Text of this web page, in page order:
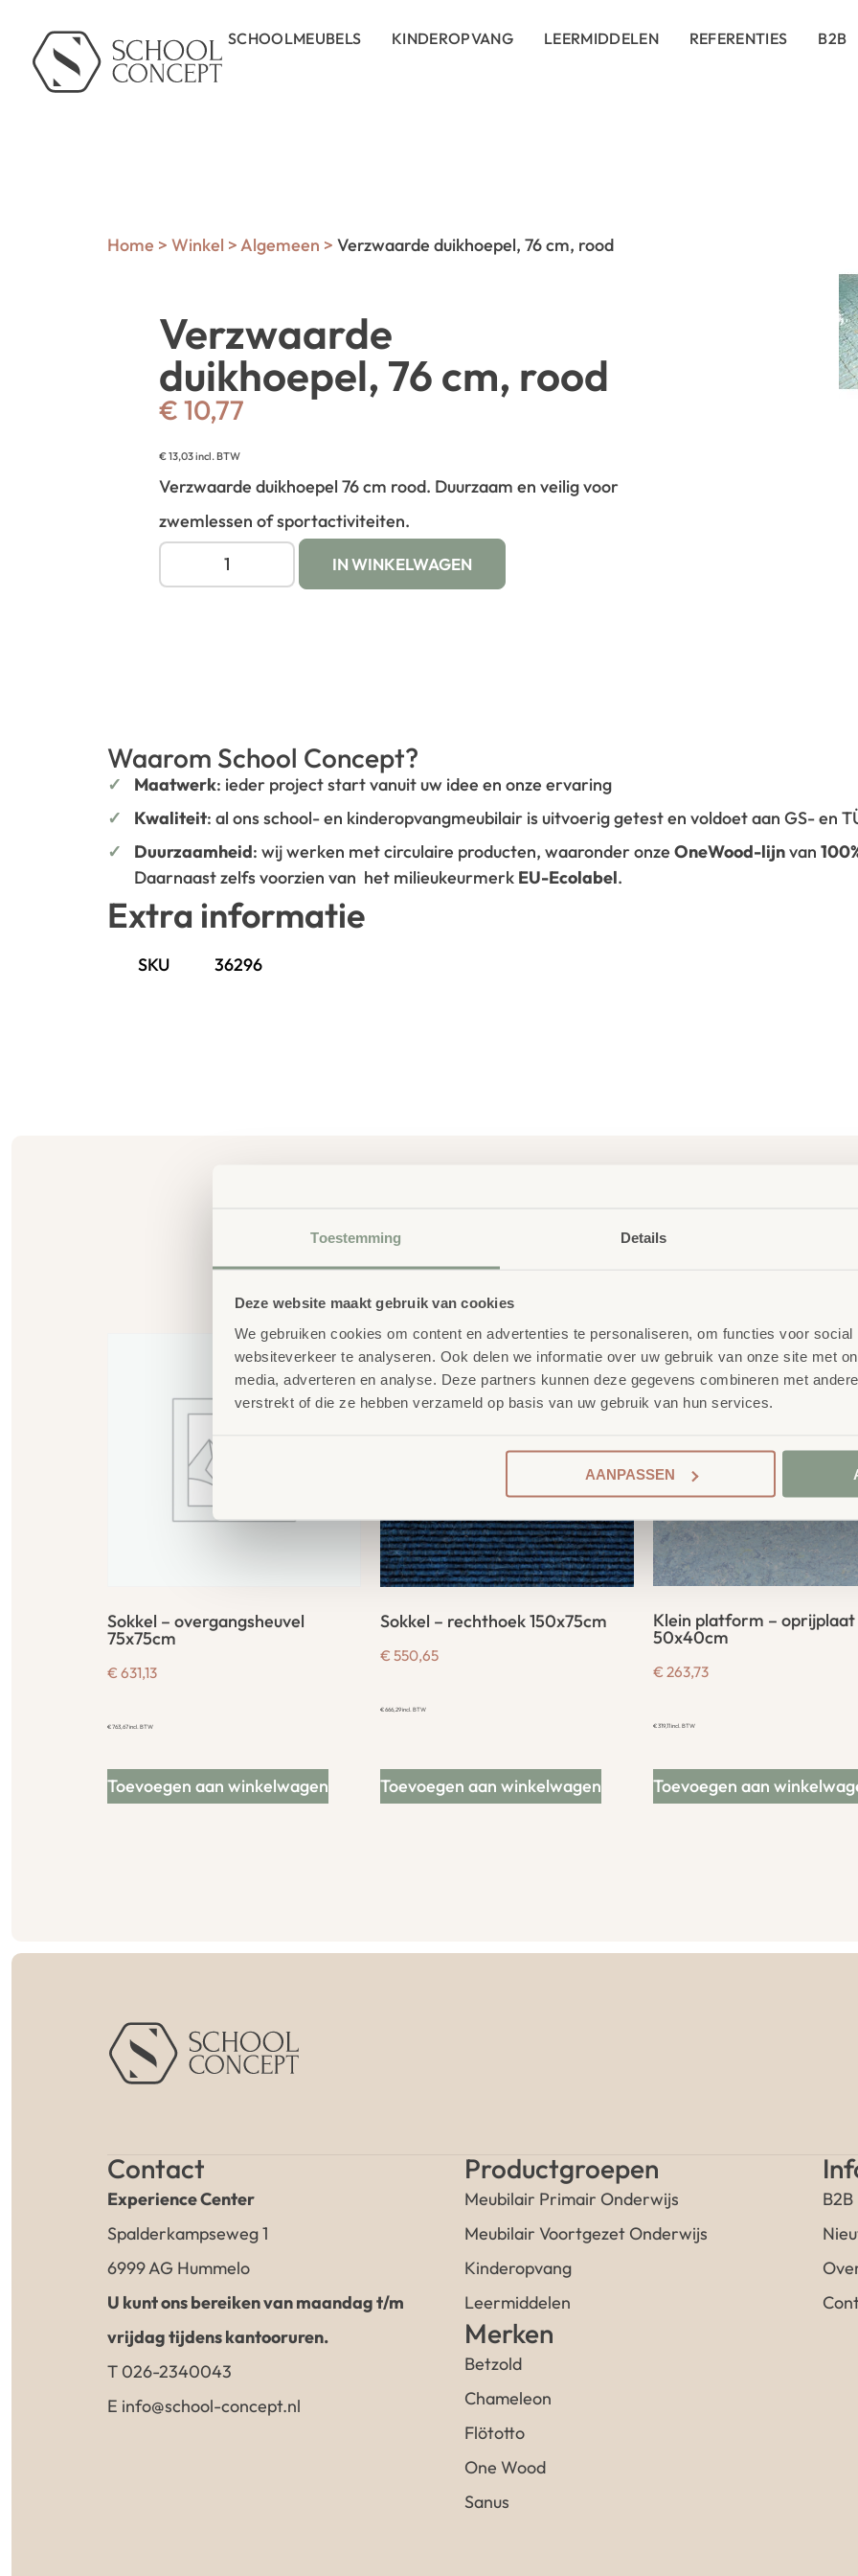
Toestemming Details
Deze website maakt gebruik van cookies
We gebruiken cookies om content en advertenties te personaliseren, om functies voor
websiteverkeer te analyseren. Ook delen we informatie over uw gebruik van onze site met
media, adverteren en analyse. Deze partners kunnen deze gegevens combineren met
verstrekt of die ze hebben verzameld op basis van uw gebruik van hun services.
AANPASSEN
SCHOOLMEUBELS KINDEROPVANG LEERMIDDELEN REFERENTIES B2B
Home > Winkel >Algemeen > Verzwaarde duikhoepel, 76 cm, rood
Verzwaarde
duikhoepel, 76 cm, rood
€ 10,77
€13,03incl. BTW
Verzwaarde duikhoepel 76 cm rood. Duurzaam en veilig voor
zwemlessen of sportactiviteiten.
IN WINKELWAGEN
Waarom School Concept?
Maatwerk: ieder project start vanuit uw idee en onze ervaring
Kwaliteit: al ons school- en kinderopvangmeubilair is uitvoerig getest en voldoet aan GS- en
Duurzaamheid: wij werken met circulaire producten, waaronder onze OneWood-lijnvan
Daarnaast zelfs voorzien van het milieukeurmerk EU-Ecolabel.
Extra informatie
SKU 36296
Gerelateerde
Sokkel – overgangsheuvel
75x75cm
€ 631,13
€763,67incl. BTW
Toevoegen aan winkelwagen
Sokkel – rechthoek 150x75cm
€ 550,65
€666,29incl. BTW
Toevoegen aan winkelwagen
Klein platform – oprijplaat
50x40cm
€ 263,73
€319,11incl. BTW
Toevoegen aan
Contact
Experience Center
Spalderkampseweg 1
6999 AG Hummelo
U kunt ons bereiken van maandag t/m
vrijdag tijdens kantooruren.
T 026-2340043
E info@school-concept.nl
Productgroepen
Meubilair Primair Onderwijs
Meubilair Voortgezet Onderwijs
Kinderopvang
Leermiddelen
Merken
Betzold
Chameleon
Flötotto
One Wood
Sanus
B2B